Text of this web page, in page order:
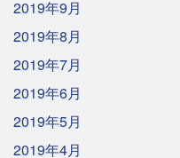
2019年9月
2019年8月
2019年7月
2019年6月
2019年5月
2019年4月